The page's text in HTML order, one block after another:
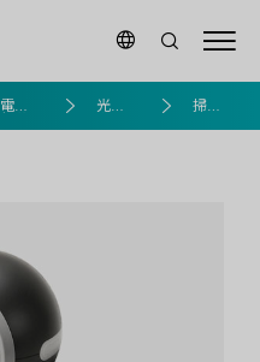
電腦
組裝
光學 掃瞄